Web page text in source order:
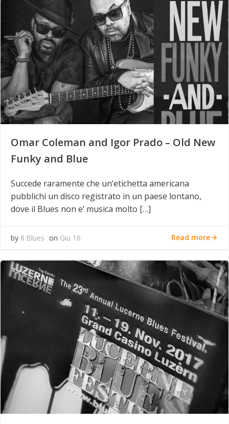
Omar Coleman and Igor Prado – Old New
Funky and Blue
Succede raramente che un’etichetta americana
pubblichi un disco registrato in un paese lontano,
dove il Blues non e’ musica molto […]
by Il Blues on Giu 16 Read more